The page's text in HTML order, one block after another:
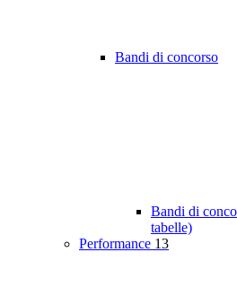
Bandi di concorso
Bandi di
tabelle)
Performance 13